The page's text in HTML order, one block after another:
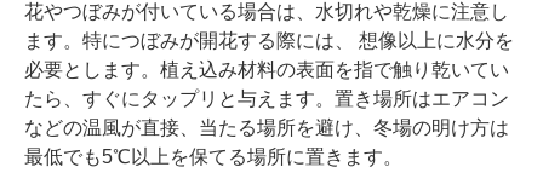
花やつぼみが付いている場合は、水切れや乾燥に注意し
ます。特につぼみが開花する際には、 想像以上に水分を
必要とします。植え込み材料の表面を指で触り乾いてい
たら、すぐにタップリと与えます。置き場所はエアコン
などの温風が直接、当たる場所を避け、冬場の明け方は
最低でも5℃以上を保てる場所に置きます。